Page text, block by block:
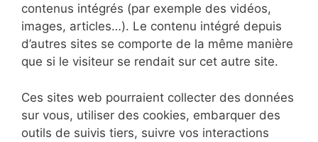
contenus intégrés (par exemple des vidéos,
images, articles…). Le contenu intégré depuis
d’autres sites se comporte de la même manière
que si le visiteur se rendait sur cet autre site.
Ces sites web pourraient collecter des données
sur vous, utiliser des cookies, embarquer des
outils de suivis tiers, suivre vos interactions